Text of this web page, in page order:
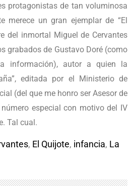
protagonistas de tan voluminosa
merece un gran ejemplar de “El
del inmortal Miguel de Cervantes
grabados de Gustavo Doré (como
información), autor a quien la
editada por el Ministerio de
(del que me honro ser Asesor de
especial con motivo del IV
Tal cual.
, El Quijote, infancia, La